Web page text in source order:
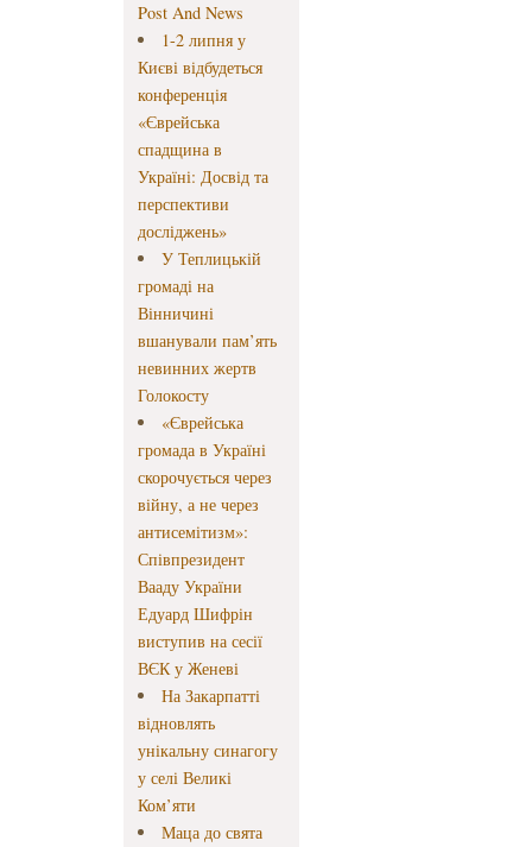
Post And News
1-2 липня у
Києві відбудеться
конференція
«Єврейська
спадщина в
Україні: Досвід та
перспективи
досліджень»
У Теплицькій
громаді на
Вінничині
вшанували пам’ять
невинних жертв
Голокосту
«Єврейська
громада в Україні
скорочується через
війну, а не через
антисемітизм»:
Співпрезидент
Вааду України
Едуард Шифрін
виступив на сесії
ВЄК у Женеві
На Закарпатті
відновлять
унікальну синагогу
у селі Великі
Ком’яти
Маца до свята